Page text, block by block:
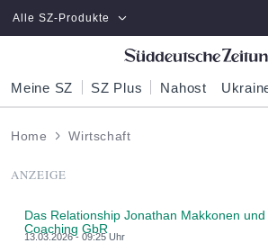
Zum Hauptinhalt springen
Alle SZ-Produkte
Meine SZ SZ Plus Nahost
Home Wirtschaft
ANZEIGE
Das Relationship Jonathan Makkonen
Coaching GbR
13.03.2026 - 09:25 Uhr